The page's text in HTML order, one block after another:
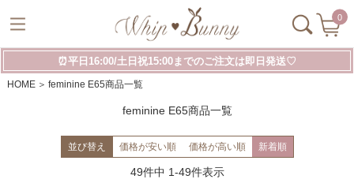
0
⏰平日16:00/土日祝15:00までのご注文は即日発送♡
HOME feminine E65商品一覧
feminine E65商品一覧
並び替え 価格が安い順 価格が高い順 新着順
49件中 1-49件表示